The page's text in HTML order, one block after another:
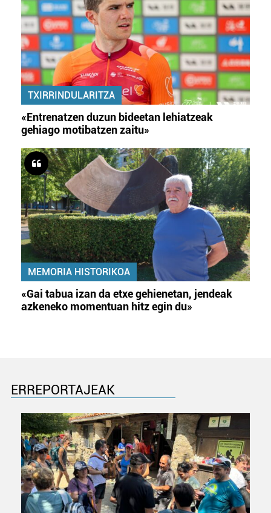
Lortu zure datu pertsonalak prozesatzeko moduari
buruzko informazio gehiago eta ezarri zure lehentasunak
datuen atalean. Edozein unetan alda edo ken dezakezu
zure baimena Cookieen adierazpenean.
Webgune honek cookie propioak eta hirugarrenen cookie-
fitxategiak erabiltzen ditu. Zure esperientzia eta
zerbitzuak hobetzeko asmoz, cookie teknologiaz
baliatzen gara. Ohar hau onartuz gero, teknologia hori
erabiltzeko baimen esplizitua ematen diguzu.
irakurri
TXIRRINDULARITZA
«Entrenatzen duzun bideetan lehiatzeak
gehiago motibatzen zaitu»
MEMORIA HISTORIKOA
«Gai tabua izan da etxe gehienetan, jendeak
azkeneko momentuan hitz egin du»
ERREPORTAJEAK